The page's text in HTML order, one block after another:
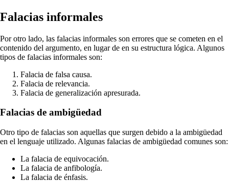
Falacias informales
Por otro lado, las falacias informales son errores que se cometen en el
contenido del argumento, en lugar de en su estructura lógica. Algunos
tipos de falacias informales son:
Falacia de falsa causa.
Falacia de relevancia.
Falacia de generalización apresurada.
Falacias de ambigüedad
Otro tipo de falacias son aquellas que surgen debido a la ambigüedad
en el lenguaje utilizado. Algunas falacias de ambigüedad comunes son:
La falacia de equivocación.
La falacia de anfibología.
La falacia de énfasis.